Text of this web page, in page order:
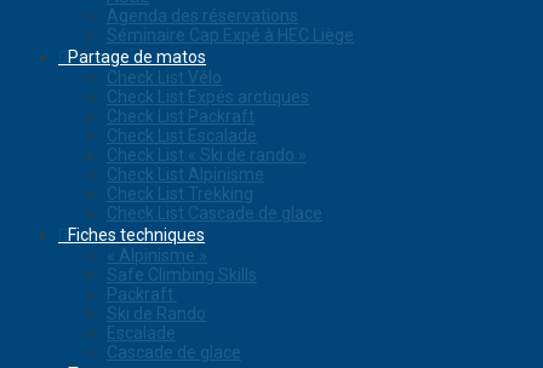
Agenda des réservations
Séminaire Cap Expé à HEC Liège
Partage de matos
Check List Vélo
Check List Expés arctiques
Check List Packraft
Check List Escalade
Check List « Ski de rando »
Check List Alpinisme
Check List Trekking
Check List Cascade de glace
Fiches techniques
« Alpinisme »
Safe Climbing Skills
Packraft
Ski de Rando
Escalade
Cascade de glace